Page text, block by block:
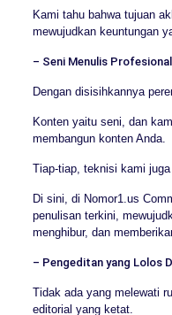
Kami tahu bahwa tujuan
mewujudkan keuntungan
– Seni Menulis Profesional
Dengan disisihkannya
Konten yaitu seni, dan
membangun konten Anda.
Tiap-tiap, teknisi kami juga
Di sini, di Nomor1.us
penulisan terkini,
menghibur, dan
– Pengeditan yang Lolos
Tidak ada yang melewati
editorial yang ketat.